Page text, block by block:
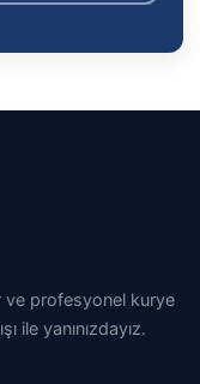
ve profesyonel kurye
ile yanınızdayız.